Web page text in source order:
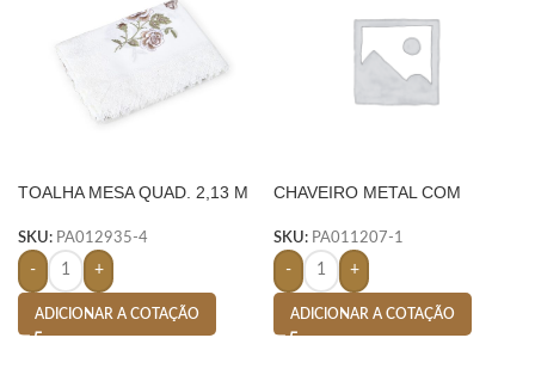
TOALHA MESA QUAD. 2,13 M
SKU: PA012935-4
- +
ADICIONAR A COTAÇÃO
CHAVEIRO METAL COM
SKU: PA011207-1
- +
ADICIONAR A COTAÇÃO